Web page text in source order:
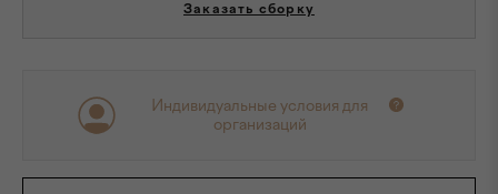
Заказать сборку
Индивидуальные условия для
организаций